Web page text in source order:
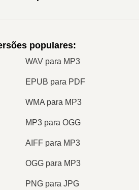
populares:
WAV para MP3
EPUB para PDF
WMA para MP3
MP3 para OGG
AIFF para MP3
OGG para MP3
PNG para JPG